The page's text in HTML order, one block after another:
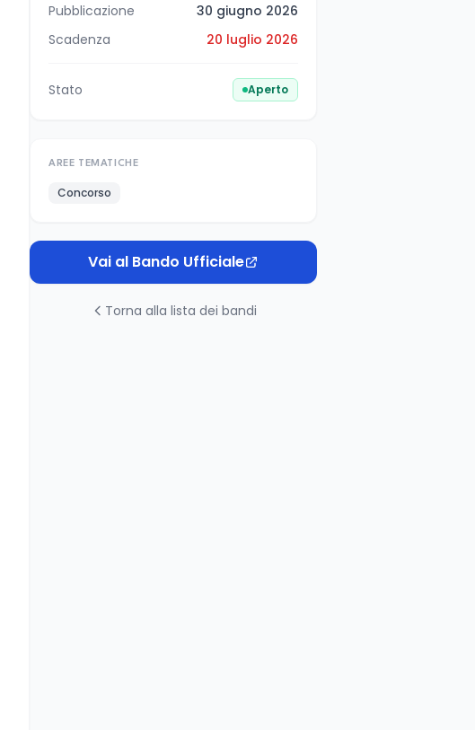
Pubblicazione
30 giugno 2026
Scadenza
20 luglio 2026
Stato Aperto
AREE TEMATICHE
Concorso
Vai al Bando Ufficiale
Torna alla lista dei bandi